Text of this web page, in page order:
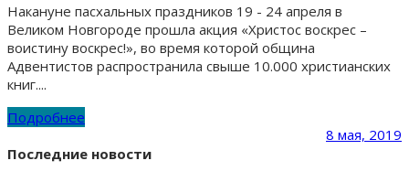
Накануне пасхальных праздников 19 - 24 апреля в
Великом Новгороде прошла акция «Христос воскрес –
воистину воскрес!», во время которой община
Адвентистов распространила свыше 10.000 христианских
книг....
Подробнее
8 мая, 2019
Последние новости